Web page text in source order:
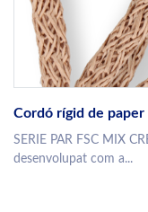
Cordó rígid de
SERIE PAR FSC MIX
desenvolupat com a...